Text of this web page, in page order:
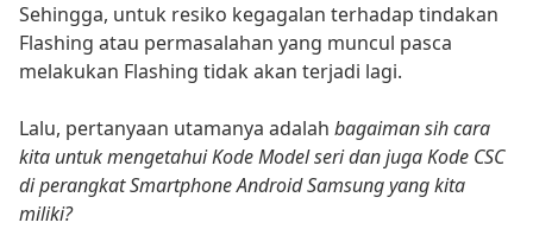
Sehingga, untuk resiko kegagalan terhadap tindakan
Flashing atau permasalahan yang muncul pasca
melakukan Flashing tidak akan terjadi lagi.
Lalu, pertanyaan utamanya adalah bagaiman sih cara
kita untuk mengetahui Kode Model seri dan juga Kode CSC
di perangkat Smartphone Android Samsung yang kita
miliki?